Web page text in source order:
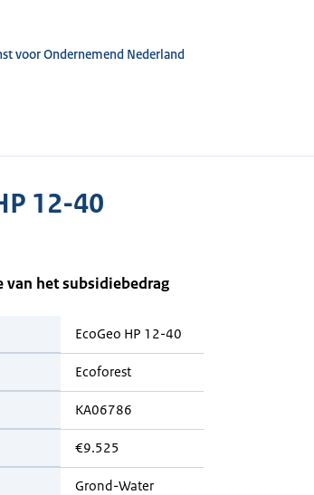
voor Ondernemend Nederland
12-40
van het subsidiebedrag
EcoGeo HP 12-40
Ecoforest
KA06786
€9.525
Grond-Water